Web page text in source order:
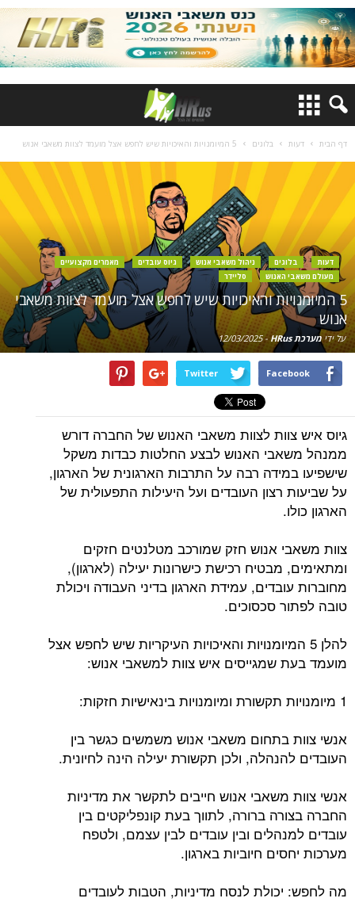
דף הבית דעות בלוגים 5 המיומנויות והאיכויות שיש לחפש אצל מועמד לצוות משאבי אנוש
דעות בלוגים ניהול משאבי אנוש גיוס עובדים
מאמרים מקצועיים
מעולם משאבי האנוש
סליידר
5 המיומנויות והאיכויות שיש לחפש אצל מועמד לצוות משאבי
אנוש
על ידימערכת HRus -
12/03/2025
Facebook
Twitter
גיוס איש צוות לצוות משאבי האנוש של החברה דורש
ממנהל משאבי האנוש לבצע החלטות כבדות משקל
שישפיעו במידה רבה על התרבות הארגונית של הארגון,
על שביעות רצון העובדים ועל היעילות התפעולית של
הארגון כולו.
צוות משאבי אנוש חזק שמורכב מטלנטים חזקים
ומתאימים, מבטיח רכישת כישרונות יעילה (לארגון),
מחוברות עובדים, עמידת הארגון בדיני העבודה ויכולת
טובה לפתור סכסוכים.
להלן 5 המיומנויות והאיכויות העיקריות שיש לחפש אצל
מועמד בעת שמגייסים איש צוות למשאבי אנוש:
1 מיומנויות תקשורת ומיומנויות בינאישיות חזקות:
אנשי צוות בתחום משאבי אנוש משמשים כגשר בין
העובדים להנהלה, ולכן תקשורת יעילה הינה לחיונית.
אנשי צוות משאבי אנוש חייבים לתקשר את מדיניות
החברה בצורה ברורה, לתווך בעת קונפליקטים בין
עובדים למנהלים ובין עובדים לבין עצמם, ולטפח
מערכות יחסים חיוביות בארגון.
מה לחפש: יכולת לנסח מדיניות, הטבות לעובדים